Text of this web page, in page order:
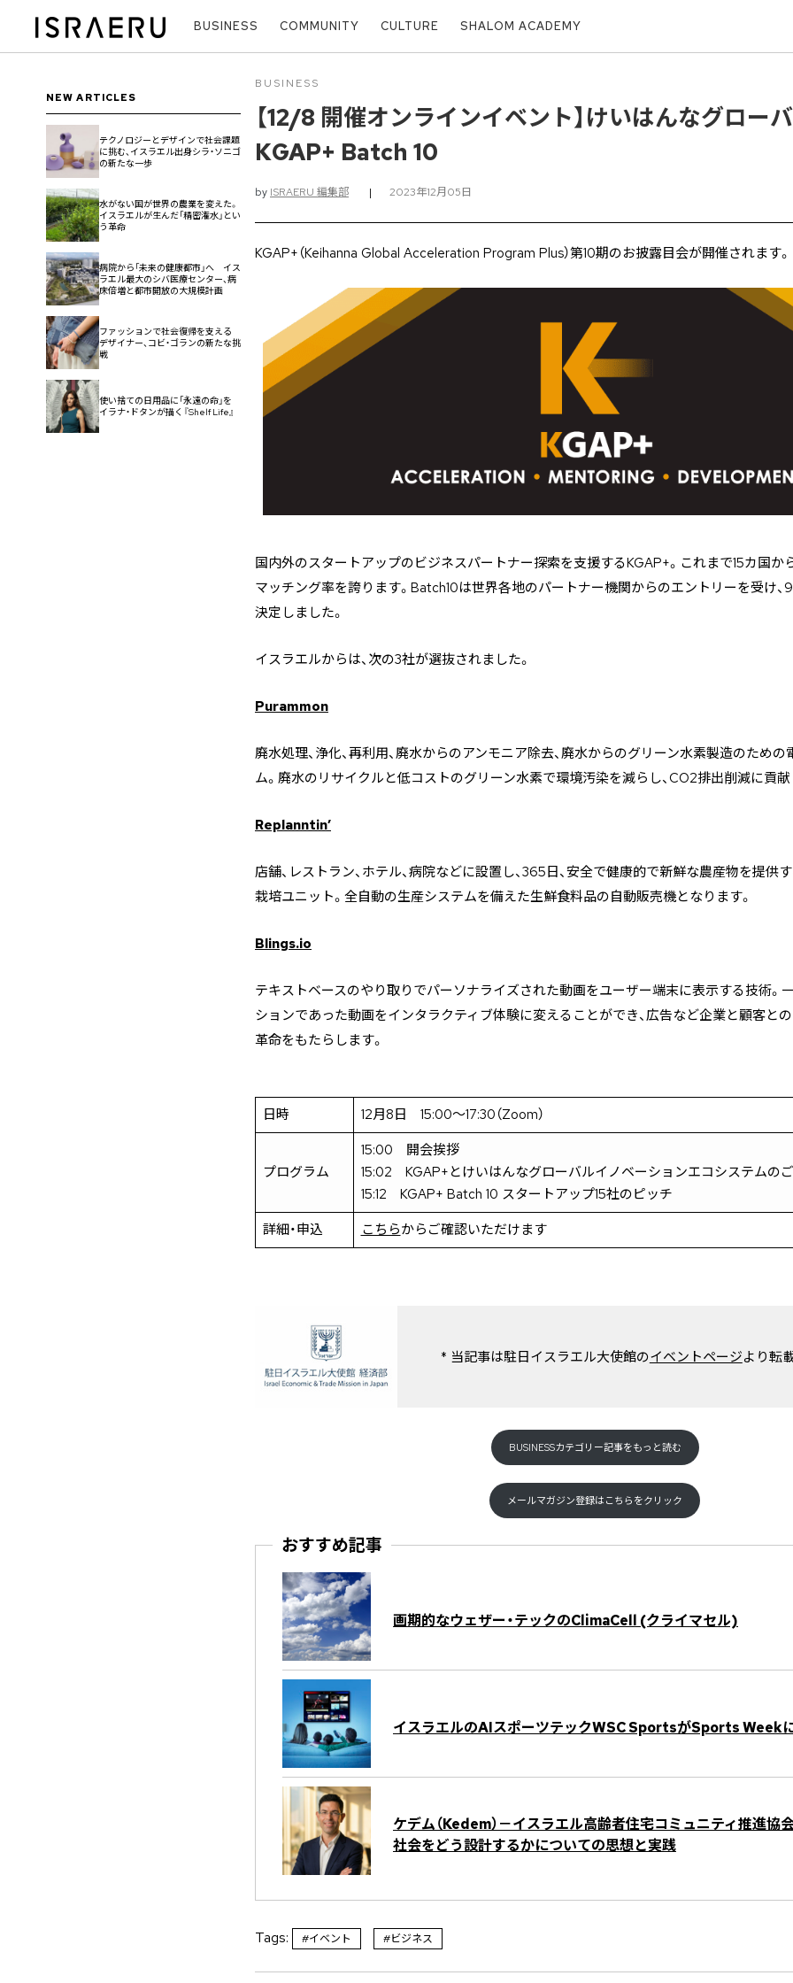
BUSINESS COMMUNITY CULTURE SHALOM ACADEMY
NEW ARTICLES
テクノロジーとデザインで社会課題
に挑む、イスラエル出身シラ・ソニゴ
の新たな一歩
水がない国が世界の農業を変えた。
イスラエルが生んだ「精密潅水」とい
う革命
病院から「未来の健康都市」へ イス
ラエル最大のシバ医療センター、病
床倍増と都市開放の大規模計画
ファッションで社会復帰を支える
デザイナー、コビ・ゴランの新たな挑
戦
使い捨ての日用品に「永遠の命」を
イラナ・ドタンが描く『Shelf Life』
BUSINESS
【12/8 開催オンラインイベント】けいはんなグロー
KGAP+ Batch 10
by ISRAERU 編集部 | 2023年12月05日
KGAP+（Keihanna Global Acceleration Program Plus）第10期のお披露目会が開催されます。
国内外のスタートアップのビジネスパートナー探索を支援するKGAP+。これまで15カ国か
マッチング率を誇ります。Batch10は世界各地のパートナー機関からのエントリーを受け、
決定しました。
イスラエルからは、次の3社が選抜されました。
Purammon
廃水処理、浄化、再利用、廃水からのアンモニア除去、廃水からのグリーン水素製造のため
ム。廃水のリサイクルと低コストのグリーン水素で環境汚染を減らし、CO2排出削減に貢献
Replanntin’
店舗、レストラン、ホテル、病院などに設置し、365日、安全で健康的で新鮮な農産物を提供
栽培ユニット。全自動の生産システムを備えた生鮮食料品の自動販売機となります。
Blings.io
テキストベースのやり取りでパーソナライズされた動画をユーザー端末に表示する技術。
ションであった動画をインタラクティブ体験に変えることができ、広告など企業と顧客と
革命をもたらします。
日時 12月8日 15:00～17:30（Zoom）
プログラム
15:00 開会挨拶
15:02 KGAP+とけいはんなグローバルイノベーションエコシステムの
15:12 KGAP+ Batch 10 スタートアップ15社のピッチ
詳細・申込
こちらからご確認いただけます
* 当記事は駐日イスラエル大使館のイベントページより転
BUSINESSカテゴリー記事をもっと読む
メールマガジン登録はこちらをクリック
おすすめ記事
画期的なウェザー・テックのClimaCell (クライマセル)
イスラエルのAIスポーツテックWSC SportsがSports Week
ケデム（Kedem）－イスラエル高齢者住宅コミュニティ推進
社会をどう設計するかについての思想と実践
Tags: #イベント #ビジネス